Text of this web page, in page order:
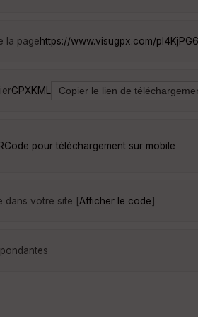
la pagehttps://www.visugpx.com/
GPXKML
pour téléchargement sur mobile
dans votre site [Afficher le code]